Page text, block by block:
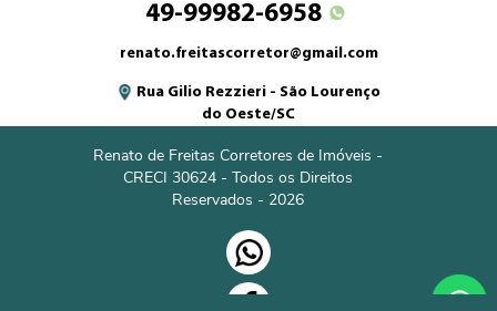
49-99982-6958
renato.freitascorretor@gmail.com
Rua Gilio Rezzieri - São Lourenço
do Oeste/SC
Renato de Freitas Corretores de Imóveis -
CRECI 30624 - Todos os Direitos
Reservados - 2026